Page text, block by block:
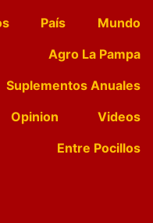
País
Mundo
Agro La Pampa
Suplementos Anuales
Opinion
Videos
Entre Pocillos